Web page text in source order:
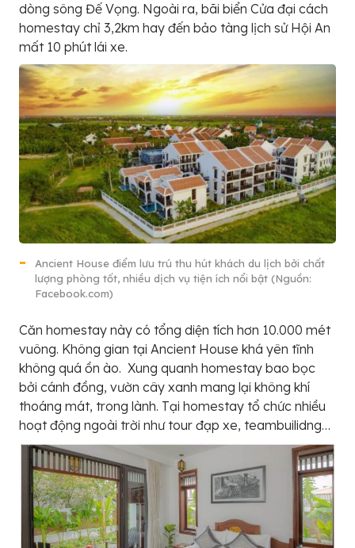
dòng sông Đế Vọng. Ngoài ra, bãi biển Cửa đại cách
homestay chỉ 3,2km hay đến bảo tàng lịch sử Hội An
mất 10 phút lái xe.
Ancient House điểm lưu trú thu hút khách du lịch bởi chất
lượng phòng tốt, nhiều dịch vụ tiện ích nổi bật (Nguồn:
Facebook.com)
Căn homestay này có tổng diện tích hơn 10.000 mét
vuông. Không gian tại Ancient House khá yên tĩnh
không quá ồn ào. Xung quanh homestay bao bọc
bởi cánh đồng, vườn cây xanh mang lại không khí
thoáng mát, trong lành. Tại homestay tổ chức nhiều
hoạt động ngoài trời như tour đạp xe, teambuilidng…